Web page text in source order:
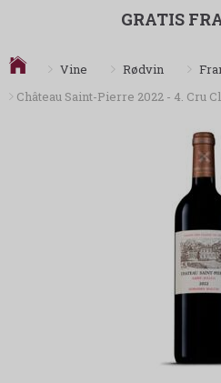
GRATIS
Vine Rødvin
Château Saint-Pierre 2022 - 4. Cru